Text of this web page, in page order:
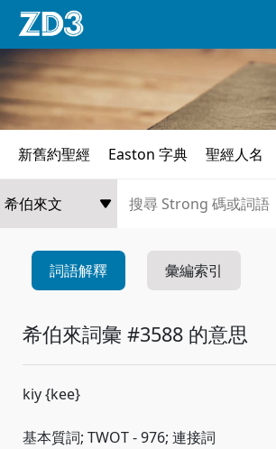
新舊約聖經 Easton 字典 聖經人名
詞語解釋 彙編索引
希伯來詞彙 #3588 的意思
kiy {kee}
基本質詞; TWOT - 976; 連接詞